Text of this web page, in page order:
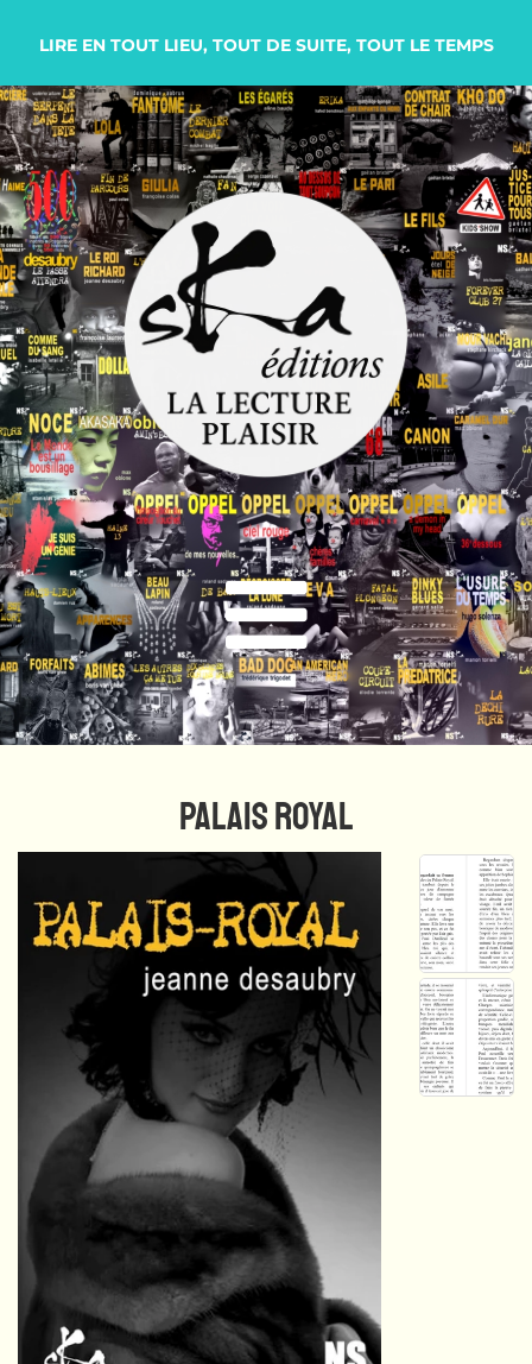
LIRE EN TOUT LIEU, TOUT DE SUITE, TOUT LE TEMPS
PALAIS ROYAL